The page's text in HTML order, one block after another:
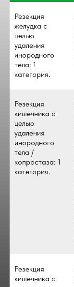
Резекция
желудка с
целью
удаления
инородного
тела: 1
категория.
Резекция
кишечника с
целью
удаления
инородного
тела /
копростаза: 1
категория.
Резекция
кишечника с